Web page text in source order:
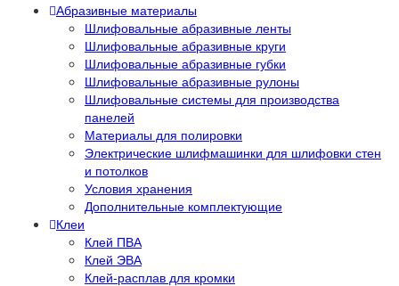
Абразивные материалы
Шлифовальные абразивные ленты
Шлифовальные абразивные круги
Шлифовальные абразивные губки
Шлифовальные абразивные рулоны
Шлифовальные системы для производства
панелей
Материалы для полировки
Электрические шлифмашинки для шлифовки стен
и потолков
Условия хранения
Дополнительные комплектующие
Клеи
Клей ПВА
Клей ЭВА
Клей-расплав для кромки